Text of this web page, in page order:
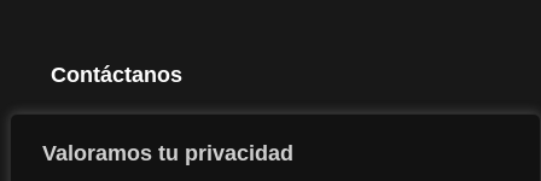
Valoramos tu privacidad
Contáctanos
info@bigbcn.com